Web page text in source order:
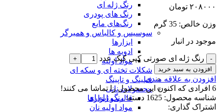
رنگ ژله ای
رنگ های پودری
رنگ‌های مایع
سوسیس و کالباس و همبرگر
ابزارها
ادویه ها
مواد اولیه
شکلات تخته ای و سکه ای
فیلینگ و تاپینگ
محصولات نانی
قالب و ابزارها
مواد اولیه نان
۲۰۸۰۰۰ تومان
وزن خالص: 35 گرم
موجود در انبار
رنگ ژله ای صورتی کپی کیک عدد
افزودن به سبد خرید
افزودن به علاقه مندی
6 افرادی که اکنون این محصول را تماشا می کنند!
شناسه محصول: 1625 دسته: رنگ ژله ای
اشتراک گذاری: